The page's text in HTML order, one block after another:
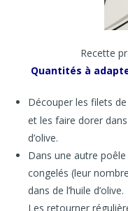
Recette
Quantités à
Découper les filets
et les faire dorer
d’olive.
Dans une autre
congelés (leur
dans de l’huile d’olive.
Les retourner